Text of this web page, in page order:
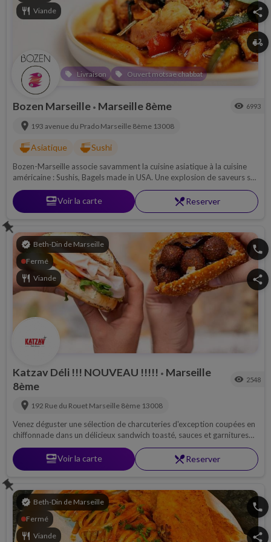
restaurant Viande
local_offer Livraison local_offer Ouvert motsae chabbat
share
delivery_dining
Bozen Marseille • Marseille 8ème visibility 6993
location_on 193 avenue du Prado Marseille 8ème 13008
ramen_diningAsiatique ramen_diningSushi
Bozen-Marseille associe savamment la cuisine asiatique à la cuisine
américaine : Sushis, Bagels made in USA. Une explosion de saveurs se
dégage de chaque plat, une parfaite symbiose entre le sucré et le salé.
set_mealVoir la carte restaurant_menuReserver
verified Beth-Din de Marseille
Fermé
restaurant Viande
phone
share
Katzav Déli !!! NOUVEAU !!!!! • Marseille
8ème
visibility 2548
location_on 192 Rue du Rouet Marseille 8ème 13008
Venez déguster une sélection de charcuteries d'exception coupées en
chiffonnade dans un délicieux sandwich toasté, sauces et garnitures
faites maison.Plateaux de charcuteries, frites maison, salades...
set_mealVoir la carte restaurant_menuReserver
verified Beth-Din de Marseille
Fermé
restaurant Viande
phone
share